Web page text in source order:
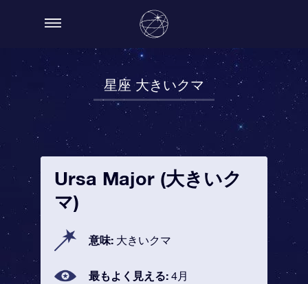
星座 大きいクマ
Ursa Major (大きいク
マ)
意味: 大きいクマ
最もよく見える: 4月